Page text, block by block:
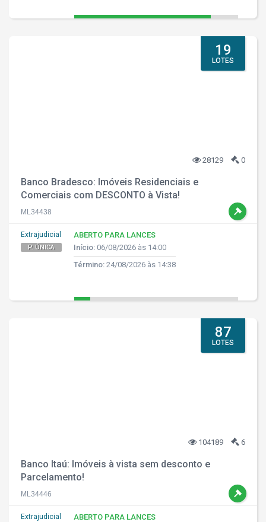
19
LOTES
28129 0
Banco Bradesco: Imóveis Residenciais e
Comerciais com DESCONTO à Vista!
ML34438
Extrajudicial
P. ÚNICA
ABERTO PARA LANCES
Início: 06/08/2026 às 14:00
Término: 24/08/2026 às 14:38
87
LOTES
104189 6
Banco Itaú: Imóveis à vista sem desconto e
Parcelamento!
ML34446
Extrajudicial
ABERTO PARA LANCES